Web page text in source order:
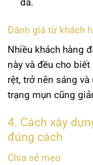
Đánh giá từ khách
Nhiều khách hàng
này và đều cho
rệt, trở nên sáng
trạng mụn cũng
4. Cách xây
đúng cách
Chia sẻ mẹo